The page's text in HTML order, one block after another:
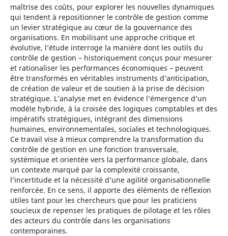
maîtrise des coûts, pour explorer les nouvelles dynamiques
qui tendent à repositionner le contrôle de gestion comme
un levier stratégique au cœur de la gouvernance des
organisations. En mobilisant une approche critique et
évolutive, l’étude interroge la manière dont les outils du
contrôle de gestion – historiquement conçus pour mesurer
et rationaliser les performances économiques – peuvent
être transformés en véritables instruments d’anticipation,
de création de valeur et de soutien à la prise de décision
stratégique. L’analyse met en évidence l’émergence d’un
modèle hybride, à la croisée des logiques comptables et des
impératifs stratégiques, intégrant des dimensions
humaines, environnementales, sociales et technologiques.
Ce travail vise à mieux comprendre la transformation du
contrôle de gestion en une fonction transversale,
systémique et orientée vers la performance globale, dans
un contexte marqué par la complexité croissante,
l’incertitude et la nécessité d’une agilité organisationnelle
renforcée. En ce sens, il apporte des éléments de réflexion
utiles tant pour les chercheurs que pour les praticiens
soucieux de repenser les pratiques de pilotage et les rôles
des acteurs du contrôle dans les organisations
contemporaines.